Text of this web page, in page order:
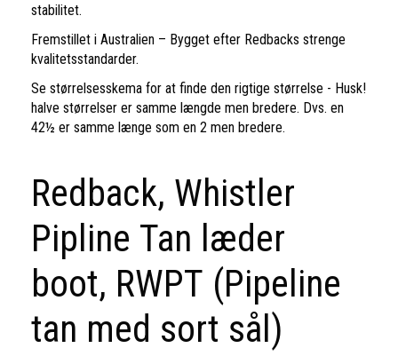
stabilitet.
Fremstillet i Australien – Bygget efter Redbacks strenge
kvalitetsstandarder.
Se størrelsesskema for at finde den rigtige størrelse - Husk!
halve størrelser er samme længde men bredere. Dvs. en
42½ er samme længe som en 2 men bredere.
Redback, Whistler
Pipline Tan læder
boot, RWPT (Pipeline
tan med sort sål)